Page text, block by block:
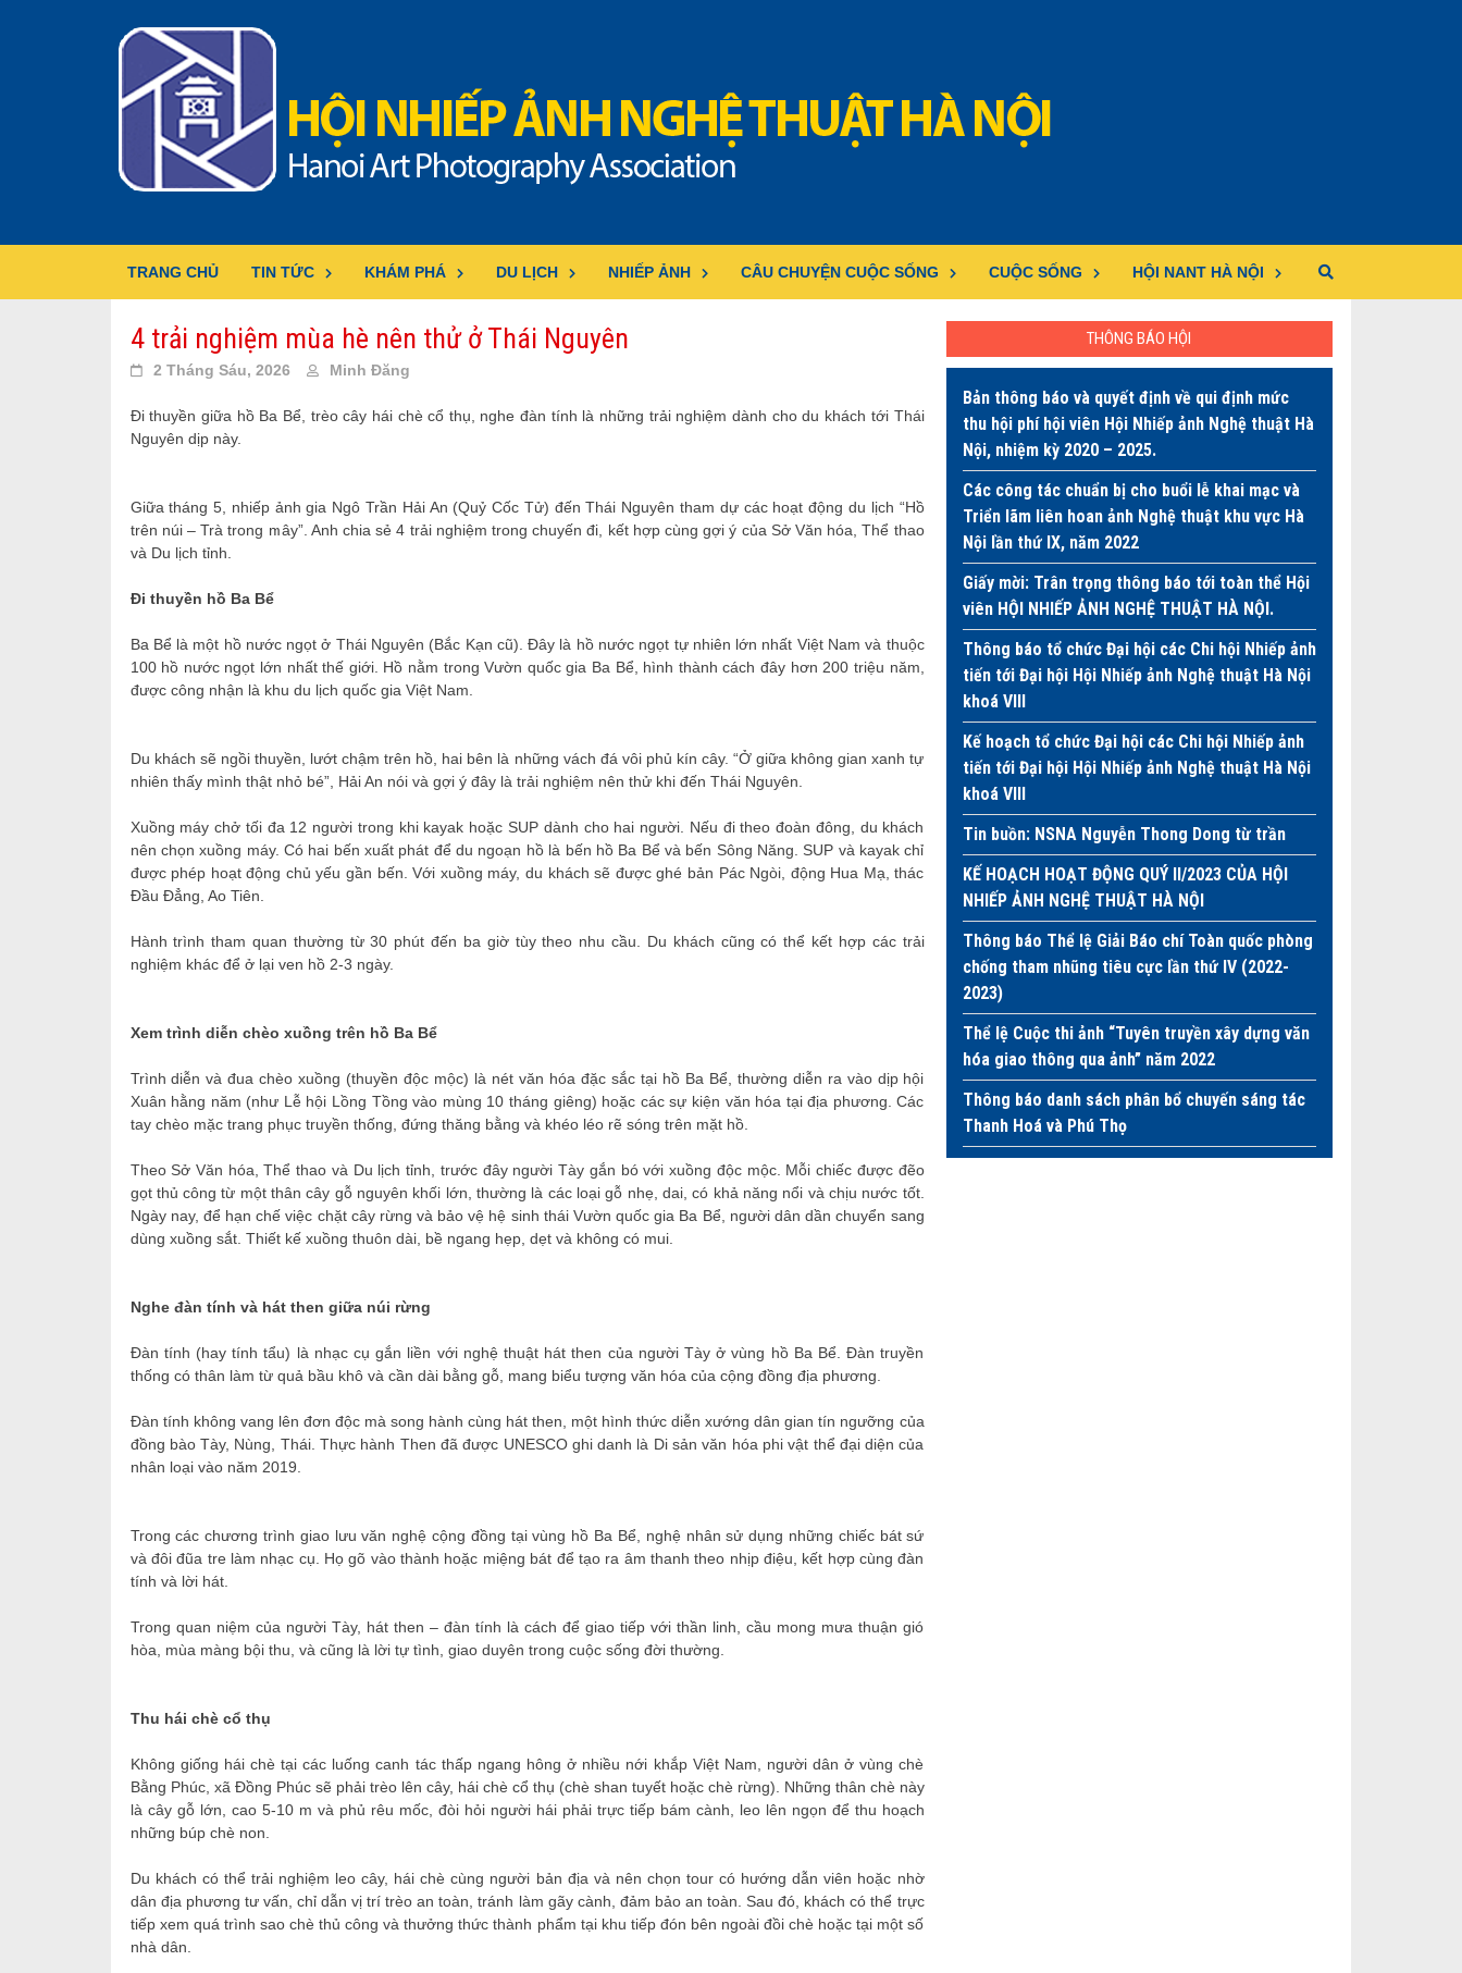
TRANG CHỦ TIN TỨC KHÁM PHÁ DU LỊCH NHIẾP ẢNH CÂU CHUYỆN CUỘC SỐNG CUỘC SỐNG HỘI NANT HÀ NỘI
4 trải nghiệm mùa hè nên thử ở Thái Nguyên
2 Tháng Sáu, 2026 Minh Đăng
Đi thuyền giữa hồ Ba Bể, trèo cây hái chè cổ thụ, nghe đàn tính là những trải nghiệm dành cho du khách tới Thái
Nguyên dịp này.
Giữa tháng 5, nhiếp ảnh gia Ngô Trần Hải An (Quỷ Cốc Tử) đến Thái Nguyên tham dự các hoạt động du lịch “Hồ
trên núi – Trà trong mây”. Anh chia sẻ 4 trải nghiệm trong chuyến đi, kết hợp cùng gợi ý của Sở Văn hóa, Thể thao
và Du lịch tỉnh.
Đi thuyền hồ Ba Bể
Ba Bể là một hồ nước ngọt ở Thái Nguyên (Bắc Kạn cũ). Đây là hồ nước ngọt tự nhiên lớn nhất Việt Nam và thuộc
100 hồ nước ngọt lớn nhất thế giới. Hồ nằm trong Vườn quốc gia Ba Bể, hình thành cách đây hơn 200 triệu năm,
được công nhận là khu du lịch quốc gia Việt Nam.
Du khách sẽ ngồi thuyền, lướt chậm trên hồ, hai bên là những vách đá vôi phủ kín cây. “Ở giữa không gian xanh tự
nhiên thấy mình thật nhỏ bé”, Hải An nói và gợi ý đây là trải nghiệm nên thử khi đến Thái Nguyên.
Xuồng máy chở tối đa 12 người trong khi kayak hoặc SUP dành cho hai người. Nếu đi theo đoàn đông, du khách
nên chọn xuồng máy. Có hai bến xuất phát để du ngoạn hồ là bến hồ Ba Bể và bến Sông Năng. SUP và kayak chỉ
được phép hoạt động chủ yếu gần bến. Với xuồng máy, du khách sẽ được ghé bản Pác Ngòi, động Hua Mạ, thác
Đầu Đẳng, Ao Tiên.
Hành trình tham quan thường từ 30 phút đến ba giờ tùy theo nhu cầu. Du khách cũng có thể kết hợp các trải
nghiệm khác để ở lại ven hồ 2-3 ngày.
Xem trình diễn chèo xuồng trên hồ Ba Bể
Trình diễn và đua chèo xuồng (thuyền độc mộc) là nét văn hóa đặc sắc tại hồ Ba Bể, thường diễn ra vào dịp hội
Xuân hằng năm (như Lễ hội Lồng Tồng vào mùng 10 tháng giêng) hoặc các sự kiện văn hóa tại địa phương. Các
tay chèo mặc trang phục truyền thống, đứng thăng bằng và khéo léo rẽ sóng trên mặt hồ.
Theo Sở Văn hóa, Thể thao và Du lịch tỉnh, trước đây người Tày gắn bó với xuồng độc mộc. Mỗi chiếc được đẽo
gọt thủ công từ một thân cây gỗ nguyên khối lớn, thường là các loại gỗ nhẹ, dai, có khả năng nổi và chịu nước tốt.
Ngày nay, để hạn chế việc chặt cây rừng và bảo vệ hệ sinh thái Vườn quốc gia Ba Bể, người dân dần chuyển sang
dùng xuồng sắt. Thiết kế xuồng thuôn dài, bề ngang hẹp, dẹt và không có mui.
Nghe đàn tính và hát then giữa núi rừng
Đàn tính (hay tính tẩu) là nhạc cụ gắn liền với nghệ thuật hát then của người Tày ở vùng hồ Ba Bể. Đàn truyền
thống có thân làm từ quả bầu khô và cần dài bằng gỗ, mang biểu tượng văn hóa của cộng đồng địa phương.
Đàn tính không vang lên đơn độc mà song hành cùng hát then, một hình thức diễn xướng dân gian tín ngưỡng của
đồng bào Tày, Nùng, Thái. Thực hành Then đã được UNESCO ghi danh là Di sản văn hóa phi vật thể đại diện của
nhân loại vào năm 2019.
Trong các chương trình giao lưu văn nghệ cộng đồng tại vùng hồ Ba Bể, nghệ nhân sử dụng những chiếc bát sứ
và đôi đũa tre làm nhạc cụ. Họ gõ vào thành hoặc miệng bát để tạo ra âm thanh theo nhịp điệu, kết hợp cùng đàn
tính và lời hát.
Trong quan niệm của người Tày, hát then – đàn tính là cách để giao tiếp với thần linh, cầu mong mưa thuận gió
hòa, mùa màng bội thu, và cũng là lời tự tình, giao duyên trong cuộc sống đời thường.
Thu hái chè cổ thụ
Không giống hái chè tại các luống canh tác thấp ngang hông ở nhiều nới khắp Việt Nam, người dân ở vùng chè
Bằng Phúc, xã Đồng Phúc sẽ phải trèo lên cây, hái chè cổ thụ (chè shan tuyết hoặc chè rừng). Những thân chè này
là cây gỗ lớn, cao 5-10 m và phủ rêu mốc, đòi hỏi người hái phải trực tiếp bám cành, leo lên ngọn để thu hoạch
những búp chè non.
Du khách có thể trải nghiệm leo cây, hái chè cùng người bản địa và nên chọn tour có hướng dẫn viên hoặc nhờ
dân địa phương tư vấn, chỉ dẫn vị trí trèo an toàn, tránh làm gãy cành, đảm bảo an toàn. Sau đó, khách có thể trực
tiếp xem quá trình sao chè thủ công và thưởng thức thành phẩm tại khu tiếp đón bên ngoài đồi chè hoặc tại một số
nhà dân.
THÔNG BÁO HỘI
Bản thông báo và quyết định về qui định mức
thu hội phí hội viên Hội Nhiếp ảnh Nghệ thuật Hà
Nội, nhiệm kỳ 2020 – 2025.
Các công tác chuẩn bị cho buổi lễ khai mạc và
Triển lãm liên hoan ảnh Nghệ thuật khu vực Hà
Nội lần thứ IX, năm 2022
Giấy mời: Trân trọng thông báo tới toàn thể Hội
viên HỘI NHIẾP ẢNH NGHỆ THUẬT HÀ NỘI.
Thông báo tổ chức Đại hội các Chi hội Nhiếp ảnh
tiến tới Đại hội Hội Nhiếp ảnh Nghệ thuật Hà Nội
khoá VIII
Kế hoạch tổ chức Đại hội các Chi hội Nhiếp ảnh
tiến tới Đại hội Hội Nhiếp ảnh Nghệ thuật Hà Nội
khoá VIII
Tin buồn: NSNA Nguyễn Thong Dong từ trần
KẾ HOẠCH HOẠT ĐỘNG QUÝ II/2023 CỦA HỘI
NHIẾP ẢNH NGHỆ THUẬT HÀ NỘI
Thông báo Thể lệ Giải Báo chí Toàn quốc phòng
chống tham nhũng tiêu cực lần thứ IV (2022-
2023)
Thể lệ Cuộc thi ảnh “Tuyên truyền xây dựng văn
hóa giao thông qua ảnh” năm 2022
Thông báo danh sách phân bổ chuyến sáng tác
Thanh Hoá và Phú Thọ